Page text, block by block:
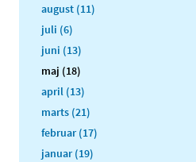
august (11)
juli (6)
juni (13)
maj (18)
april (13)
marts (21)
februar (17)
januar (19)